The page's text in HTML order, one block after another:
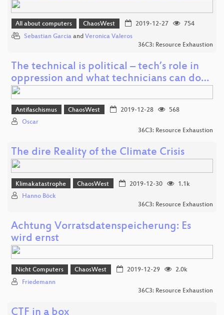
All about computers ChaosWest 2019-12-27
754
Sebastian Garcia and Veronica Valeros
36C3: Resource Exhaustion
The technical is political – tech’s role in
oppression and what technicians can do…
Antifaschismus ChaosWest 2019-12-28
568
Oscar
36C3: Resource Exhaustion
The dire Reality of the Climate Crisis
Klimakatastrophe ChaosWest 2019-12-30
1.1k
Hanno Böck
36C3: Resource Exhaustion
Achtung Vorratsdatenspeicherung: Es
wird ernst
Nicht Computers ChaosWest 2019-12-29
2.0k
Friedemann
36C3: Resource Exhaustion